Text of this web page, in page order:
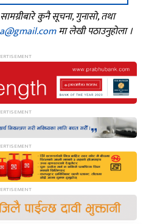
कुनै सूचना, गुनासो, तथा
मा लेखी पठाउनुहोला ।